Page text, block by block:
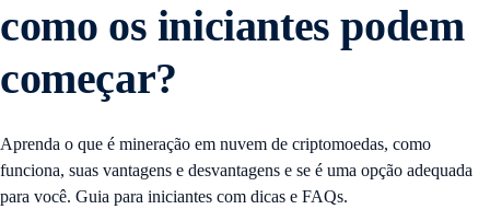
como os iniciantes podem
começar?
Aprenda o que é mineração em nuvem de criptomoedas, como
funciona, suas vantagens e desvantagens e se é uma opção adequada
para você. Guia para iniciantes com dicas e FAQs.